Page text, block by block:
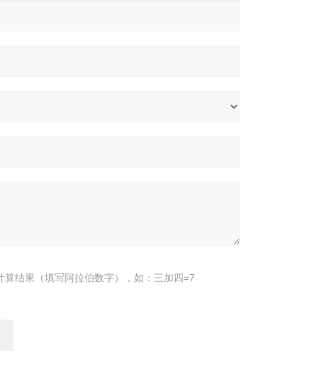
算结果（填写阿拉伯数字），如：三加四=7